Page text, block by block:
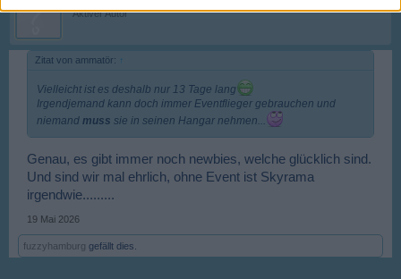
Aktiver Autor
Zitat von ammatör: ↑
Vielleicht ist es deshalb nur 13 Tage lang
Irgendjemand kann doch immer Eventflieger gebrauchen und
niemand muss sie in seinen Hangar nehmen...
Genau, es gibt immer noch newbies, welche glücklich sind.
Und sind wir mal ehrlich, ohne Event ist Skyrama
irgendwie.........
19 Mai 2026
fuzzyhamburg gefällt dies.